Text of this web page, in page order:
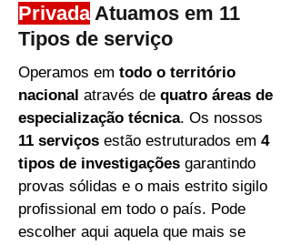
Privada Atuamos em 11
Tipos de serviço
Operamos em todo o território
nacional através de quatro áreas de
especialização técnica. Os nossos
11 serviços estão estruturados em 4
tipos de investigações garantindo
provas sólidas e o mais estrito sigilo
profissional em todo o país. Pode
escolher aqui aquela que mais se